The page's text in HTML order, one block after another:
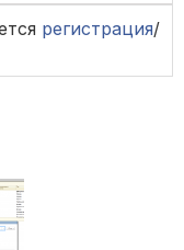
регистрация/